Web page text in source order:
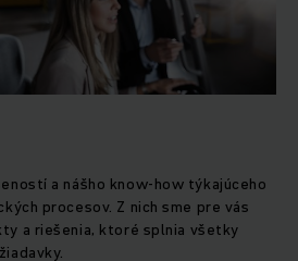
a nášho know-how týkajúceho
procesov. Z nich sme pre vás
a riešenia, ktoré splnia všetky